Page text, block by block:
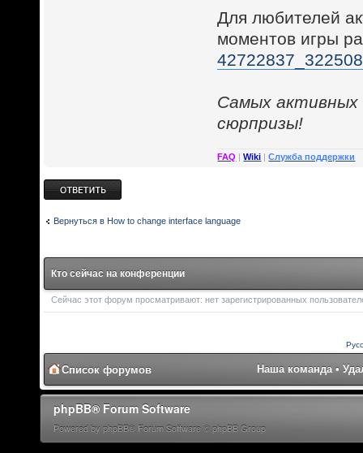
Для любителей
моментов игры
Cамых
сюрпризы!
FAQ |Wiki |Служба поддержки
Ответить
Вернуться в How to change interface language
Кто сейчас на конференции
Сейчас этот форум просматривают: нет зарегистрированных
Список форумов Наша команда •
phpBB® Forum Software
Powered by phpBB® Forum Software © phpBB Group